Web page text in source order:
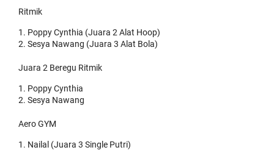
Ritmik
Poppy Cynthia (Juara 2 Alat Hoop)
Sesya Nawang (Juara 3 Alat Bola)
Juara 2 Beregu Ritmik
Poppy Cynthia
Sesya Nawang
Aero GYM
Nailal (Juara 3 Single Putri)